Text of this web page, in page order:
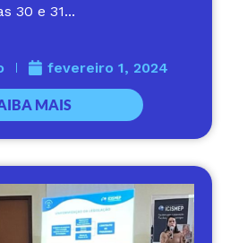
30 e 31...
fevereiro 1, 2024
MAIS